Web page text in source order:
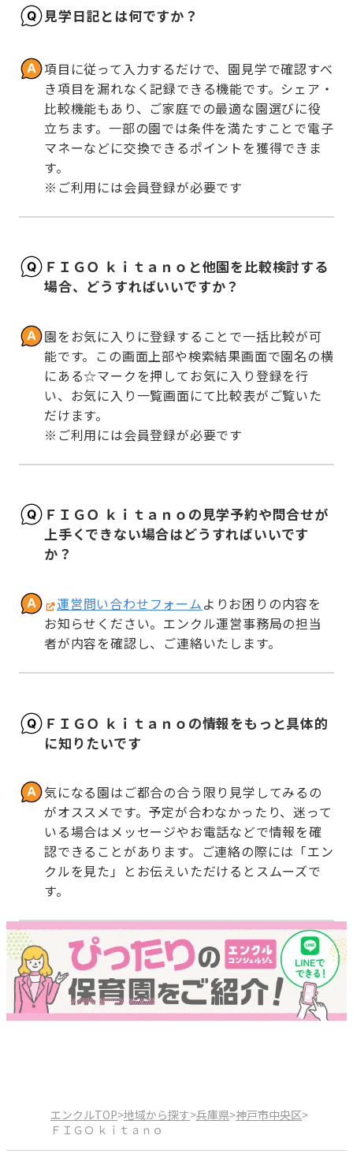
見学日記とは何ですか？
項目に従って入力するだけで、園見学で確認すべ
き項目を漏れなく記録できる機能です。シェア・
比較機能もあり、ご家庭での最適な園選びに役
立ちます。一部の園では条件を満たすことで電子
マネーなどに交換できるポイントを獲得できま
す。
※ご利用には会員登録が必要です
ＦＩＧＯ ｋｉｔａｎｏと他園を比較検討する
場合、どうすればいいですか？
園をお気に入りに登録することで一括比較が可
能です。この画面上部や検索結果画面で園名の横
にある☆マークを押してお気に入り登録を行
い、お気に入り一覧画面にて比較表がご覧いた
だけます。
※ご利用には会員登録が必要です
ＦＩＧＯ ｋｉｔａｎｏの見学予約や問合せが
上手くできない場合はどうすればいいです
か？
運営問い合わせフォームよりお困りの内容を
お知らせください。エンクル運営事務局の担当
者が内容を確認し、ご連絡いたします。
ＦＩＧＯ ｋｉｔａｎｏの情報をもっと具体的
に知りたいです
気になる園はご都合の合う限り見学してみるの
がオススメです。予定が合わなかったり、迷って
いる場合はメッセージやお電話などで情報を確
認できることがあります。ご連絡の際には「エン
クルを見た」とお伝えいただけるとスムーズで
す。
エンクルTOP>地域から探す>兵庫県>神戸市中央区>
ＦＩＧＯ ｋｉｔａｎｏ